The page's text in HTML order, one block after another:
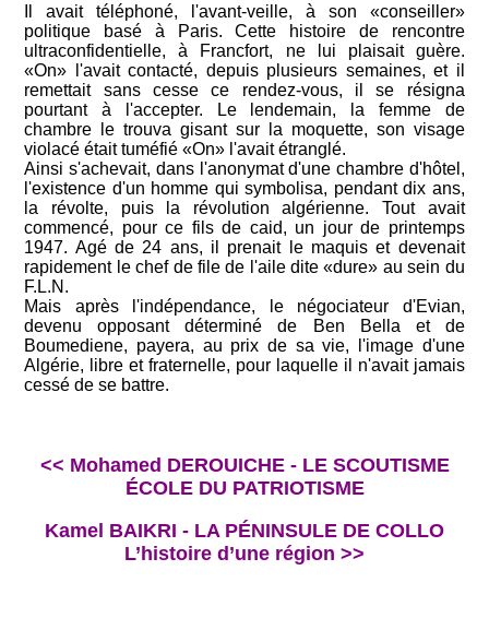
Il avait téléphoné, l'avant-veille, à son «conseiller»
politique basé à Paris. Cette histoire de rencontre
ultraconfidentielle, à Francfort, ne lui plaisait guère.
«On» l'avait contacté, depuis plusieurs semaines, et il
remettait sans cesse ce rendez-vous, il se résigna
pourtant à l'accepter. Le lendemain, la femme de
chambre le trouva gisant sur la moquette, son visage
violacé était tuméfié «On» l'avait étranglé.
Ainsi s'achevait, dans l'anonymat d'une chambre d'hôtel,
l'existence d'un homme qui symbolisa, pendant dix ans,
la révolte, puis la révolution algérienne. Tout avait
commencé, pour ce fils de caid, un jour de printemps
1947. Agé de 24 ans, il prenait le maquis et devenait
rapidement le chef de file de l'aile dite «dure» au sein du
F.L.N.
Mais après l'indépendance, le négociateur d'Evian,
devenu opposant déterminé de Ben Bella et de
Boumediene, payera, au prix de sa vie, l'image d'une
Algérie, libre et fraternelle, pour laquelle il n'avait jamais
cessé de se battre.
<< Mohamed DEROUICHE - LE SCOUTISME
ÉCOLE DU PATRIOTISME
Kamel BAIKRI - LA PÉNINSULE DE COLLO
L’histoire d’une région >>